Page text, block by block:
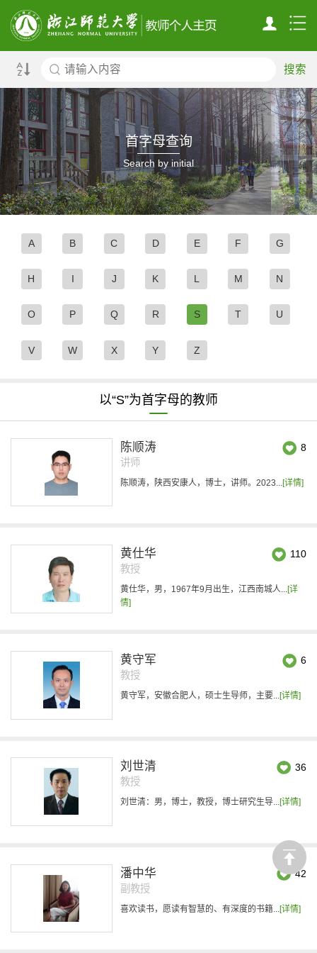
搜索
首字母查询
Search by initial
A B C D E F G
H I J K L M N
O P Q R S T U
V W X Y Z
以“S”为首字母的教师
陈顺涛
8
讲师
陈顺涛，陕西安康人，博士，讲师。2023...[详情]
黄仕华
110
教授
黄仕华，男，1967年9月出生，江西南城人...[详
情]
黄守军
6
教授
黄守军，安徽合肥人，硕士生导师，主要...[详情]
刘世清
36
教授
刘世清：男，博士，教授，博士研究生导...[详情]
潘中华
42
副教授
喜欢读书，愿读有智慧的、有深度的书籍...[详情]